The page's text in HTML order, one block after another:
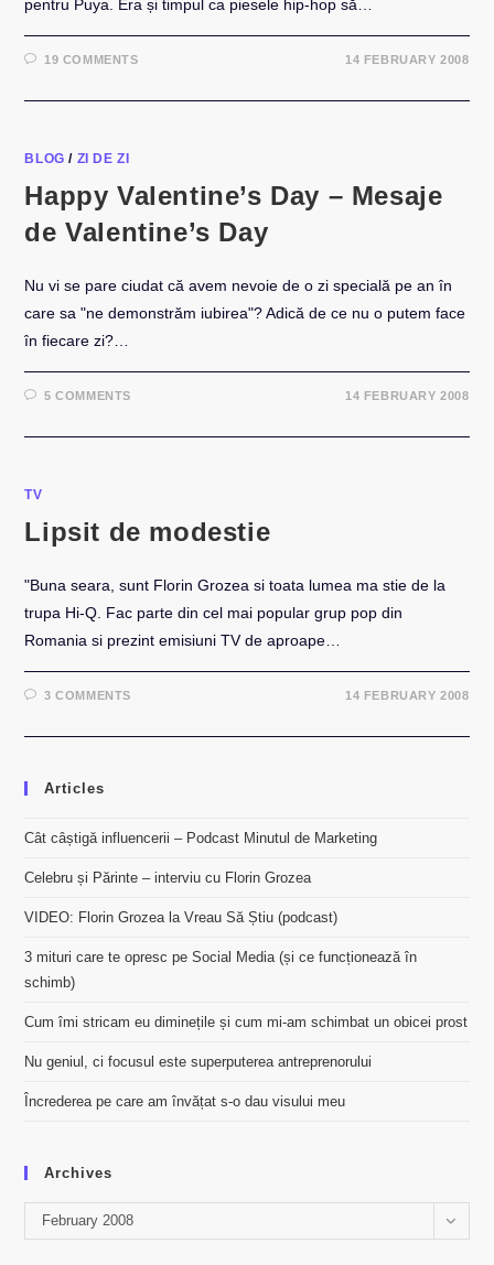
pentru Puya. Era și timpul ca piesele hip-hop să…
19 COMMENTS 14 FEBRUARY 2008
BLOG / ZI DE ZI
Happy Valentine’s Day – Mesaje
de Valentine’s Day
Nu vi se pare ciudat că avem nevoie de o zi specială pe an în
care sa "ne demonstrăm iubirea"? Adică de ce nu o putem face
în fiecare zi?…
5 COMMENTS 14 FEBRUARY 2008
TV
Lipsit de modestie
"Buna seara, sunt Florin Grozea si toata lumea ma stie de la
trupa Hi-Q. Fac parte din cel mai popular grup pop din
Romania si prezint emisiuni TV de aproape…
3 COMMENTS 14 FEBRUARY 2008
Articles
Cât câștigă influencerii – Podcast Minutul de Marketing
Celebru și Părinte – interviu cu Florin Grozea
VIDEO: Florin Grozea la Vreau Să Știu (podcast)
3 mituri care te opresc pe Social Media (și ce funcționează în
schimb)
Cum îmi stricam eu diminețile și cum mi-am schimbat un obicei prost
Nu geniul, ci focusul este superputerea antreprenorului
Încrederea pe care am învățat s-o dau visului meu
Archives
Archives
February 2008